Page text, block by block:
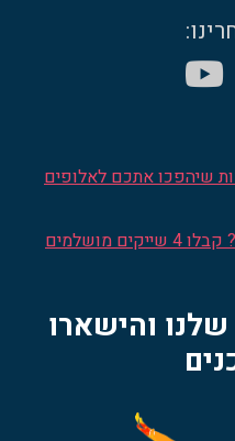
מחפשים מתכון לשייק בריאות? קבלו 4 שייקים מושלמים
והישארו